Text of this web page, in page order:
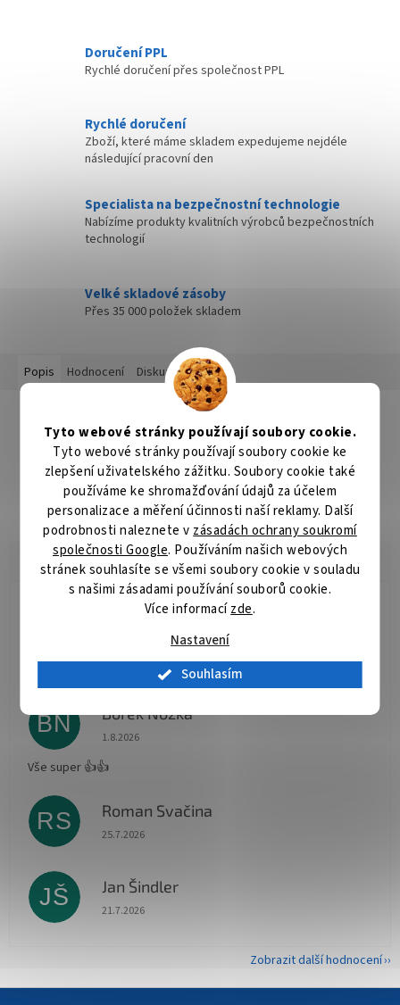
Tyto webové stránky používají soubory cookie.
Tyto webové stránky používají soubory cookie ke
zlepšení uživatelského zážitku. Soubory cookie také
používáme ke shromažďování údajů za účelem
personalizace a měření účinnosti naší reklamy. Další
podrobnosti naleznete v zásadách ochrany soukromí
společnosti Google. Používáním našich webových
stránek souhlasíte se všemi soubory cookie v souladu
s našimi zásadami používání souborů cookie.
Více informacízde.
Nastavení
Souhlasím
Doručení PPL
Rychlé doručení přes společnost PPL
Rychlé doručení
Zboží, které máme skladem expedujeme nejdéle
následující pracovní den
Specialista na bezpečnostní technologie
Nabízíme produkty kvalitních výrobců bezpečnostních
technologií
Velké skladové zásoby
Přes 35 000 položek skladem
Popis Hodnocení Diskuze
Detailní popis produktu
Řezné kotouče do elektrických rozbrušovacích pil.Silný v řezu
pro řezání na sucho, kvalitní brusná tělesa z pojiva z umělé
pryskyřice, vysoká bezpečnost díky zesíleným textilním
vložkám. Balení 5ks.
Radomír Hurník
Hodnocení obchodu je 5 z 5 hvězdiček.
BN Bořek Nožka
Hodnocení obchodu je 5 z 5 hvězdiček.
1.8.2026
Vše super 👍👍
RS Roman Svačina
Hodnocení obchodu je 5 z 5 hvězdiček.
25.7.2026
JŠ Jan Šindler
Hodnocení obchodu je 5 z 5 hvězdiček.
21.7.2026
Zobrazit další hodnocení